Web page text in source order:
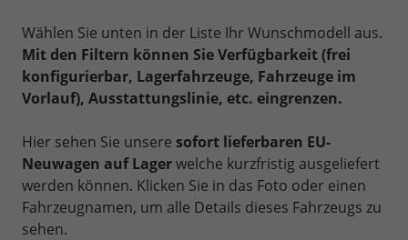
Wählen Sie unten in der Liste Ihr Wunschmodell aus.
Mit den Filtern können Sie Verfügbarkeit (frei
konfigurierbar, Lagerfahrzeuge, Fahrzeuge im
Vorlauf), Ausstattungslinie, etc. eingrenzen.
Hier sehen Sie unsere sofort lieferbaren EU-
Neuwagen auf Lagerwelche kurzfristig ausgeliefert
werden können. Klicken Sie in das Foto oder einen
Fahrzeugnamen, um alle Details dieses Fahrzeugs zu
sehen.